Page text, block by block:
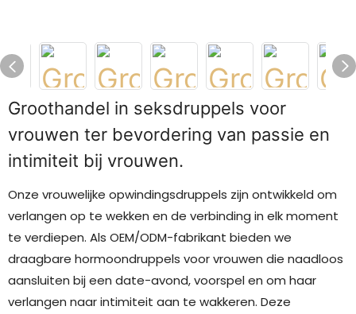
Groothandel in seksdruppels voor
vrouwen ter bevordering van passie en
intimiteit bij vrouwen.
Onze vrouwelijke opwindingsdruppels zijn ontwikkeld om
verlangen op te wekken en de verbinding in elk moment
te verdiepen. Als OEM/ODM-fabrikant bieden we
draagbare hormoondruppels voor vrouwen die naadloos
aansluiten bij een date-avond, voorspel en om haar
verlangen naar intimiteit aan te wakkeren. Deze